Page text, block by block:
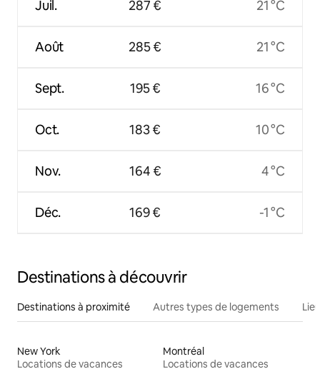
Juil.
Août
Sept.
Oct.
Nov.
Déc.
287 €
285 €
195 €
183 €
164 €
169 €
21 °C
21 °C
16 °C
10 °C
4 °C
-1 °C
Destinations à découvrir
Destinations à proximité Autres types de logements
New York
Locations de vacances
Montréal
Locations de vacances